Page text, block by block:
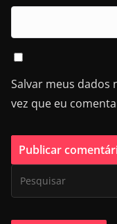
Salvar meus dados
vez que eu